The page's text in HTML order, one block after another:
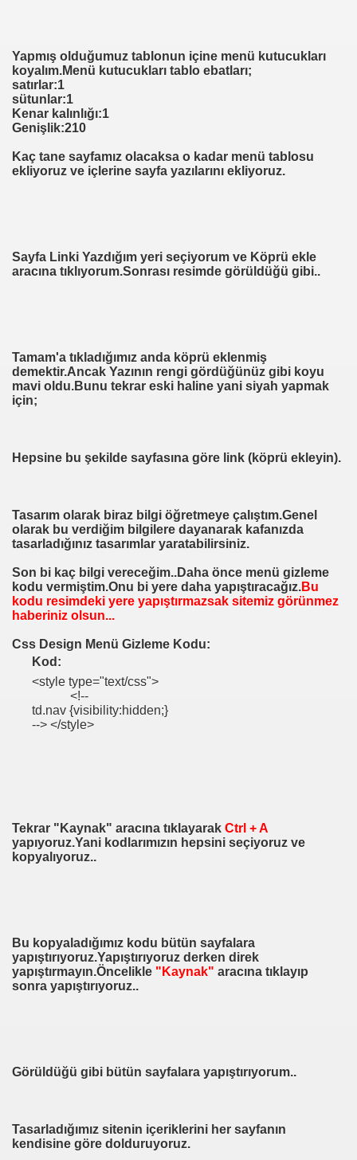
Yapmış olduğumuz tablonun içine menü kutucukları
koyalım.Menü kutucukları tablo ebatları;
satırlar:1
sütunlar:1
Kenar kalınlığı:1
Genişlik:210
Kaç tane sayfamız olacaksa o kadar menü tablosu
ekliyoruz ve içlerine sayfa yazılarını ekliyoruz.
Sayfa Linki Yazdığım yeri seçiyorum ve Köprü ekle
aracına tıklıyorum.Sonrası resimde görüldüğü gibi..
Tamam'a tıkladığımız anda köprü eklenmiş
demektir.Ancak Yazının rengi gördüğünüz gibi koyu
mavi oldu.Bunu tekrar eski haline yani siyah yapmak
için;
Hepsine bu şekilde sayfasına göre link (köprü ekleyin).
Tasarım olarak biraz bilgi öğretmeye çalıştım.Genel
olarak bu verdiğim bilgilere dayanarak kafanızda
tasarladığınız tasarımlar yaratabilirsiniz.
Son bi kaç bilgi vereceğim..Daha önce menü gizleme
kodu vermiştim.Onu bi yere daha yapıştıracağız.Bu
kodu resimdeki yere yapıştırmazsak sitemiz görünmez
haberiniz olsun...
Css Design Menü Gizleme Kodu:
Kod:
<style type="text/css">
<!--
td.nav {visibility:hidden;}
--> </style>
Tekrar "Kaynak" aracına tıklayarak Ctrl + A
yapıyoruz.Yani kodlarımızın hepsini seçiyoruz ve
kopyalıyoruz..
Bu kopyaladığımız kodu bütün sayfalara
yapıştırıyoruz.Yapıştırıyoruz derken direk
yapıştırmayın.Öncelikle "Kaynak" aracına tıklayıp
sonra yapıştırıyoruz..
Görüldüğü gibi bütün sayfalara yapıştırıyorum..
Tasarladığımız sitenin içeriklerini her sayfanın
kendisine göre dolduruyoruz.